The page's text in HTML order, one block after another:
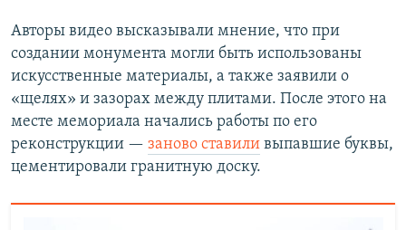
Авторы видео высказывали мнение, что при
создании монумента могли быть использованы
искусственные материалы, а также заявили о
«щелях» и зазорах между плитами. После этого на
месте мемориала начались работы по его
реконструкции — заново ставили выпавшие буквы,
цементировали гранитную доску.